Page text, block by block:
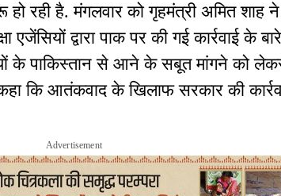
रही है. मंगलवार को गृहमंत्री अमित शाह
द्वारा पाक पर की गई कार्रवाई के
के पाकिस्तान से आने के सबूत मांगने को
कि आतंकवाद के खिलाफ सरकार की
Advertisement